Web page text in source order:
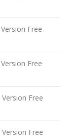
Free
Free
Free
Free